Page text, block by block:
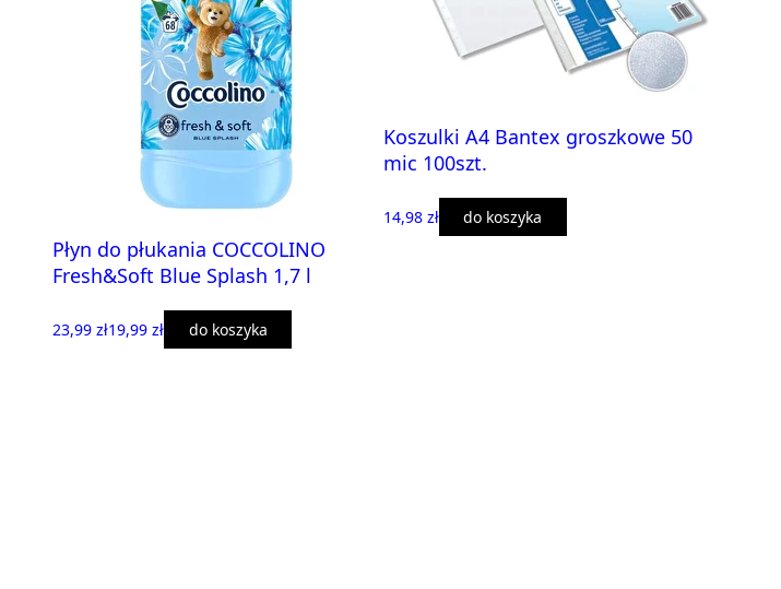
Płyn do płukania COCCOLINO
Fresh&Soft Blue Splash 1,7 l
23,99 zł19,99 zł do koszyka
Koszulki A4 Bantex groszkowe 50
mic 100szt.
14,98 zł do koszyka